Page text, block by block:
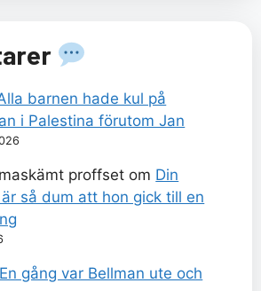
barnen hade kul på
i Palestina förutom Jan
proffset om Din
så dum att hon gick till en
En gång var Bellman ute och